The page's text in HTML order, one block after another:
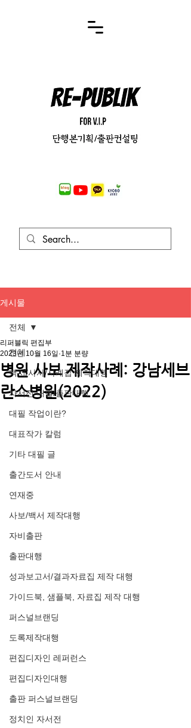
게시물
전체
백서/사사/사례집 제작대행
자서전 대필/출판대행
대필 작업이란?
대표작가 칼럼
기타 대필 글
출간도서 안내
연재중
사보/백서 제작대행
자비출판
출판대행
성과보고서/결과자료집 제작 대행
가이드북, 샘플북, 자료집 제작 대행
퍼스널브랜딩
도록제작대행
편집디자인 레퍼런스
편집디자인대행
출판 퍼스널브랜딩
정치인 자서전
전체
병원 사보 제작사례: 강남세브
란스병원(2022)
리퍼블릭 편집부
2023년 10월 16일 1분 분량